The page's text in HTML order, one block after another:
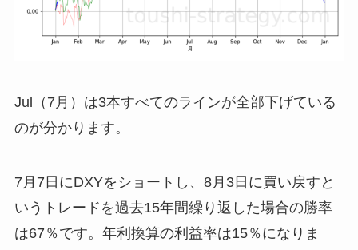
Jul（7月）は3本すべてのラインが全部下げている
のが分かります。
7月7日にDXYをショートし、8月3日に買い戻すと
いうトレードを過去15年間繰り返した場合の勝率
は67％です。年利換算の利益率は15％になりま